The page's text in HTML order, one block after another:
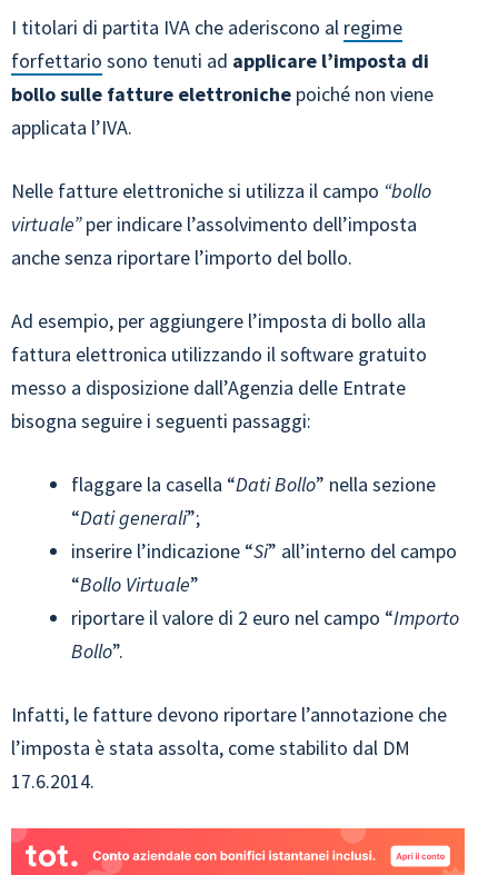
I titolari di partita IVA che aderiscono al regime
forfettario sono tenuti ad applicare l’imposta di
bollo sulle fatture elettroniche poiché non viene
applicata l’IVA.
Nelle fatture elettroniche si utilizza il campo “bollo
virtuale”per indicare l’assolvimento dell’imposta
anche senza riportare l’importo del bollo.
Ad esempio, per aggiungere l’imposta di bollo alla
fattura elettronica utilizzando il software gratuito
messo a disposizione dall’Agenzia delle Entrate
bisogna seguire i seguenti passaggi:
flaggare la casella “Dati Bollo” nella sezione
“Dati generali”;
inserire l’indicazione “Si” all’interno del campo
“Bollo Virtuale”
riportare il valore di 2 euro nel campo “Importo
Bollo”.
Infatti, le fatture devono riportare l’annotazione che
l’imposta è stata assolta, come stabilito dal DM
17.6.2014.